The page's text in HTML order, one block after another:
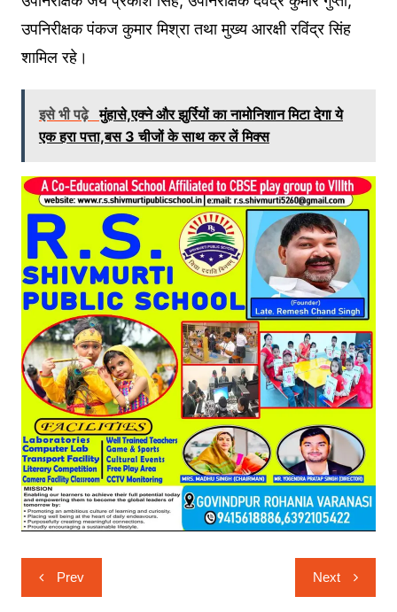
उपनिरीक्षक पंकज कुमार मिश्रा तथा मुख्य आरक्षी रविंद्र सिंह
शामिल रहे।
इसे भी पढ़े मुंहासे,एक्ने और झुर्रियों का नामोनिशान मिटा देगा ये
एक हरा पत्ता,बस 3 चीजों के साथ कर लें मिक्स
Post
navigation
Prev Next